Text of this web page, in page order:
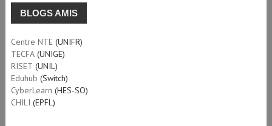
BLOGS AMIS
Centre NTE(UNIFR)
TECFA(UNIGE)
RISET (UNIL)
Eduhub (Switch)
CyberLearn (HES-SO)
CHILI (EPFL)